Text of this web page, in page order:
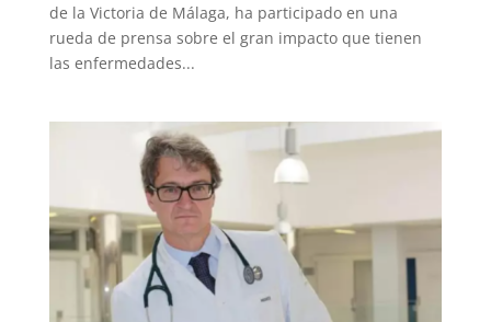
de la Victoria de Málaga, ha participado en una
rueda de prensa sobre el gran impacto que tienen
las enfermedades...